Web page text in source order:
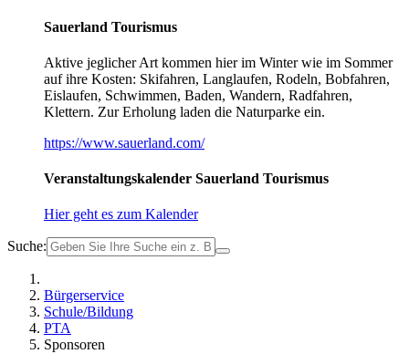
Sauerland Tourismus
Aktive jeglicher Art kommen hier im Winter wie im Sommer
auf ihre Kosten: Skifahren, Langlaufen, Rodeln, Bobfahren,
Eislaufen, Schwimmen, Baden, Wandern, Radfahren,
Klettern. Zur Erholung laden die Naturparke ein.
https://www.sauerland.com/
Veranstaltungskalender Sauerland Tourismus
Hier geht es zum Kalender
Suche:
Bürgerservice
Schule/Bildung
PTA
Sponsoren